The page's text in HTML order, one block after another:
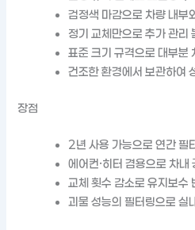
검정색 마감으로 차량 내부
정기 교체만으로 추가 관리
표준 크기 규격으로 대부분
건조한 환경에서 보관하여
장점
2년 사용 가능으로 연간 필
에어컨·히터 겸용으로 차내
교체 횟수 감소로 유지보수
괴물 성능의 필터링으로 실